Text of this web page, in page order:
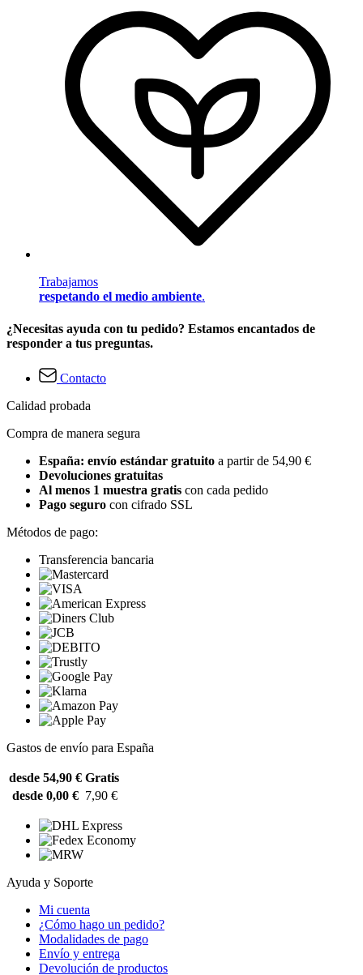
Trabajamos
respetando el medio ambiente.
¿Necesitas ayuda con tu pedido? Estamos encantados de
responder a tus preguntas.
Contacto
Calidad probada
Compra de manera segura
España: envío estándar gratuito a partir de 54,90 €
Devoluciones gratuitas
Al menos 1 muestra gratis con cada pedido
Pago seguro con cifrado SSL
Métodos de pago:
Transferencia bancaria
Gastos de envío para España
desde 54,90 € Gratis
desde 0,00 € 7,90 €
Ayuda y Soporte
Mi cuenta
¿Cómo hago un pedido?
Modalidades de pago
Envío y entrega
Devolución de productos